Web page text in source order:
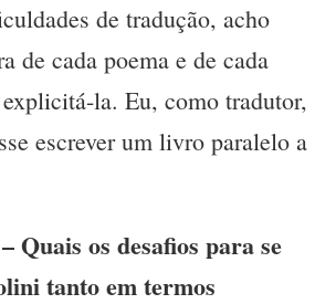
de tradução, acho
de cada poema e de cada
la. Eu, como tradutor,
escrever um livro paralelo a
Quais os desafios para se
tanto em termos